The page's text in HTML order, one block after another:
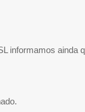
informamos ainda